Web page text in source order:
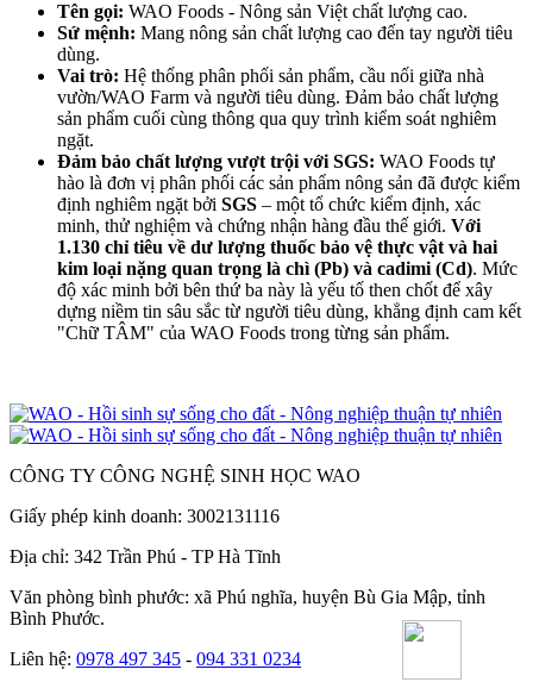
Tên gọi: WAO Foods - Nông sản Việt chất lượng cao.
Sứ mệnh: Mang nông sản chất lượng cao đến tay người tiêu
dùng.
Vai trò: Hệ thống phân phối sản phẩm, cầu nối giữa nhà
vườn/WAO Farm và người tiêu dùng. Đảm bảo chất lượng
sản phẩm cuối cùng thông qua quy trình kiểm soát nghiêm
ngặt.
Đảm bảo chất lượng vượt trội với SGS: WAO Foods tự
hào là đơn vị phân phối các sản phẩm nông sản đã được kiểm
định nghiêm ngặt bởi SGS – một tổ chức kiểm định, xác
minh, thử nghiệm và chứng nhận hàng đầu thế giới. Với
1.130 chỉ tiêu về dư lượng thuốc bảo vệ thực vật và hai
kim loại nặng quan trọng là chì (Pb) và cadimi (Cd). Mức
độ xác minh bởi bên thứ ba này là yếu tố then chốt để xây
dựng niềm tin sâu sắc từ người tiêu dùng, khẳng định cam kết
"Chữ TÂM" của WAO Foods trong từng sản phẩm.
CÔNG TY CÔNG NGHỆ SINH HỌC WAO
Giấy phép kinh doanh: 3002131116
Địa chỉ: 342 Trần Phú - TP Hà Tĩnh
Văn phòng bình phước: xã Phú nghĩa, huyện Bù Gia Mập, tỉnh
Bình Phước.
Liên hệ: 0978 497 345 - 094 331 0234